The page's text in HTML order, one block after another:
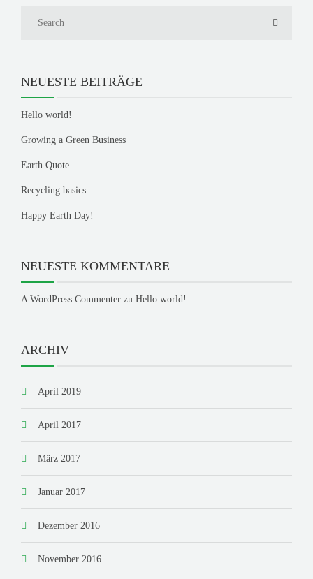
NEUESTE BEITRÄGE
Hello world!
Growing a Green Business
Earth Quote
Recycling basics
Happy Earth Day!
NEUESTE KOMMENTARE
A WordPress Commenter zu Hello world!
ARCHIV
April 2019
April 2017
März 2017
Januar 2017
Dezember 2016
November 2016